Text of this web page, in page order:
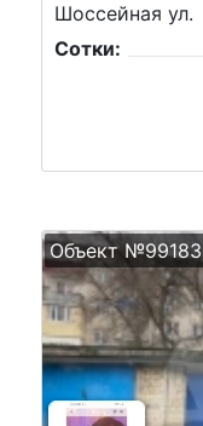
Шоссейная ул.
Сотки:
Объект №99183